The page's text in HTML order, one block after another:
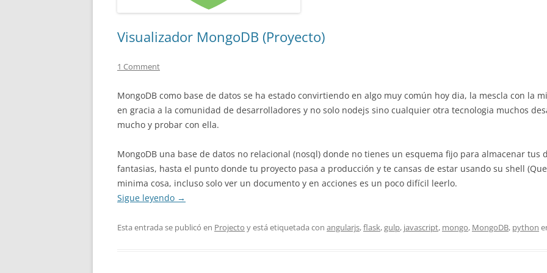
Visualizador MongoDB (Proyecto)
1 Comment
MongoDB como base de datos se ha estado convirtiendo en algo muy común hoy dia, la mescla con la
en gracia a la comunidad de desarrolladores y no solo nodejs sino cualquier otra tecnologia muchos
mucho y probar con ella.
MongoDB una base de datos no relacional (nosql) donde no tienes un esquema fijo para almacenar tus
fantasias, hasta el punto donde tu proyecto pasa a producción y te cansas de estar usando su shell
minima cosa, incluso solo ver un documento y en acciones es un poco difícil leerlo.
Sigue leyendo →
Esta entrada se publicó en Projecto y está etiquetada con angularjs,flask,gulp, javascript, mongo, MongoDB, python